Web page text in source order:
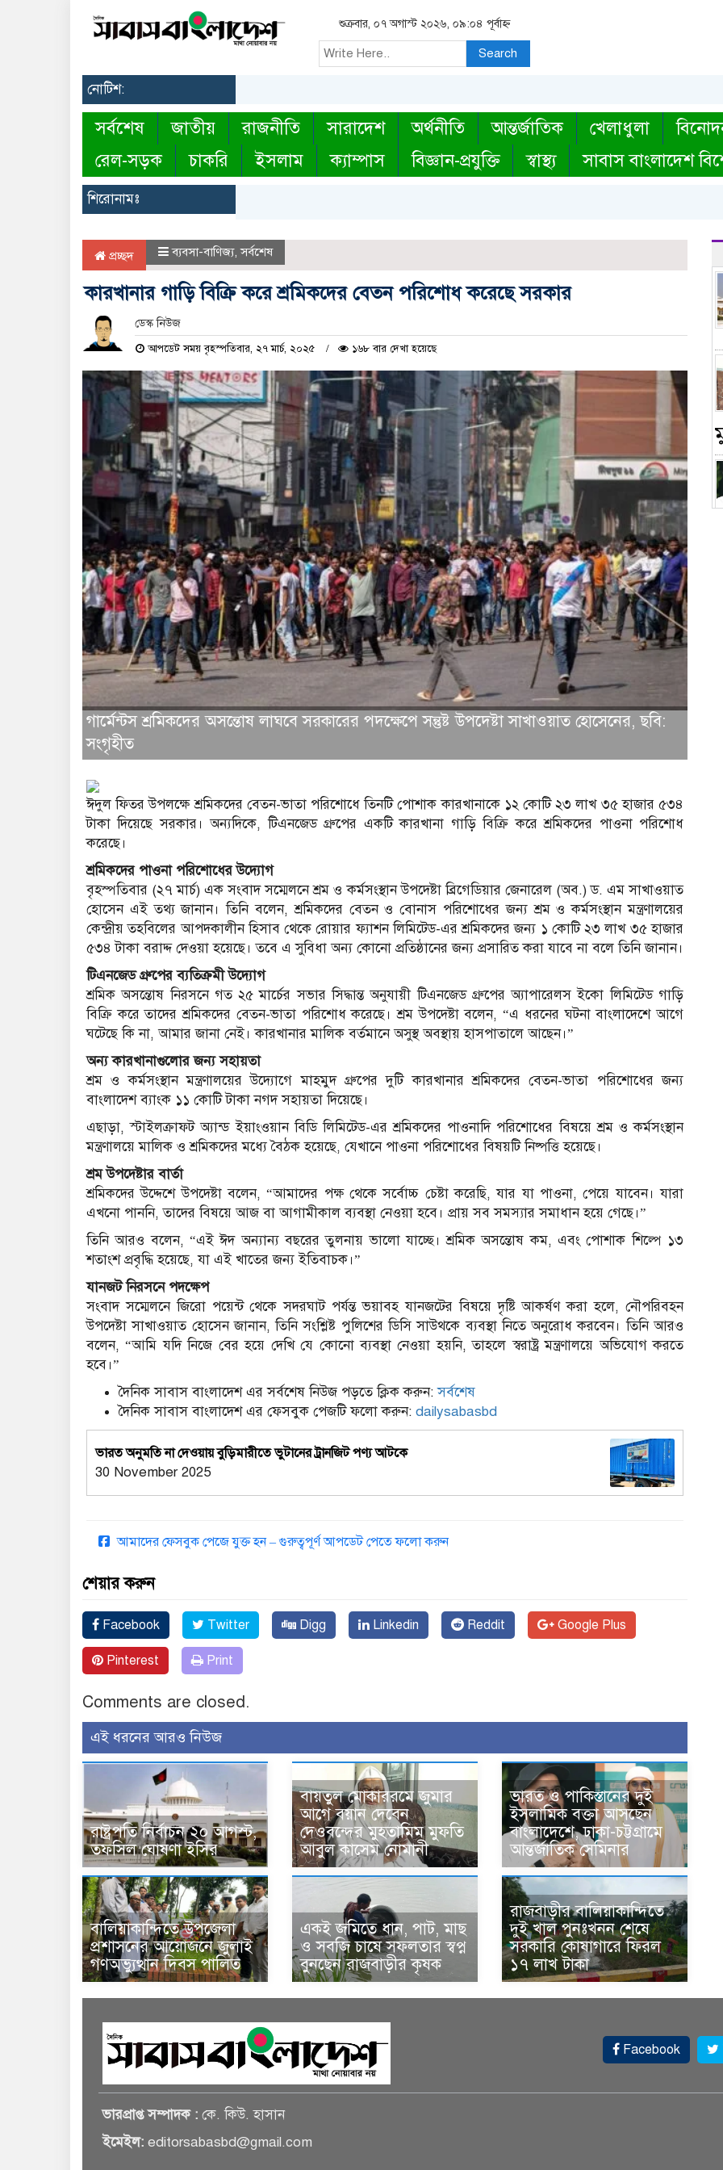
শুক্রবার, ০৭ অগাস্ট ২০২৬, ০৯:০৪ পূর্বাহ্ন
Search
নোটিশ:
সর্বশেষ জাতীয় রাজনীতি সারাদেশ অর্থনীতি আন্তর্জাতিক খেলাধুলা
রেল-সড়ক
চাকরি ইসলাম ক্যাম্পাস বিজ্ঞান-প্রযুক্তি স্বাস্থ্য সাবাস বাংলাদেশ
শিরোনামঃ
প্রচ্ছদ ব্যবসা-বাণিজ্য,সর্বশেষ
কারখানার গাড়ি বিক্রি করে শ্রমিকদের বেতন পরিশোধ করেছে সরকার
ডেস্ক নিউজ
আপডেট সময় বৃহস্পতিবার, ২৭ মার্চ, ২০২৫ ১৬৮ বার দেখা হয়েছে
গার্মেন্টস শ্রমিকদের অসন্তোষ লাঘবে সরকারের পদক্ষেপে সন্তুষ্ট উপদেষ্টা সাখাওয়াত হোসেনের, ছবি:
সংগৃহীত
ঈদুল ফিতর উপলক্ষে শ্রমিকদের বেতন-ভাতা পরিশোধে তিনটি পোশাক কারখানাকে ১২ কোটি ২৩ লাখ ৩৫ হাজার ৫৩৪
টাকা দিয়েছে সরকার। অন্যদিকে, টিএনজেড গ্রুপের একটি কারখানা গাড়ি বিক্রি করে শ্রমিকদের পাওনা পরিশোধ
করেছে।
শ্রমিকদের পাওনা পরিশোধের উদ্যোগ
বৃহস্পতিবার (২৭ মার্চ) এক সংবাদ সম্মেলনে শ্রম ও কর্মসংস্থান উপদেষ্টা ব্রিগেডিয়ার জেনারেল (অব.) ড. এম সাখাওয়াত
হোসেন এই তথ্য জানান। তিনি বলেন, শ্রমিকদের বেতন ও বোনাস পরিশোধের জন্য শ্রম ও কর্মসংস্থান মন্ত্রণালয়ের
কেন্দ্রীয় তহবিলের আপদকালীন হিসাব থেকে রোয়ার ফ্যাশন লিমিটেড-এর শ্রমিকদের জন্য ১ কোটি ২৩ লাখ ৩৫ হাজার
৫৩৪ টাকা বরাদ্দ দেওয়া হয়েছে। তবে এ সুবিধা অন্য কোনো প্রতিষ্ঠানের জন্য প্রসারিত করা যাবে না বলে তিনি জানান।
টিএনজেড গ্রুপের ব্যতিক্রমী উদ্যোগ
শ্রমিক অসন্তোষ নিরসনে গত ২৫ মার্চের সভার সিদ্ধান্ত অনুযায়ী টিএনজেড গ্রুপের অ্যাপারেলস ইকো লিমিটেড গাড়ি
বিক্রি করে তাদের শ্রমিকদের বেতন-ভাতা পরিশোধ করেছে। শ্রম উপদেষ্টা বলেন, “এ ধরনের ঘটনা বাংলাদেশে আগে
ঘটেছে কি না, আমার জানা নেই। কারখানার মালিক বর্তমানে অসুস্থ অবস্থায় হাসপাতালে আছেন।”
অন্য কারখানাগুলোর জন্য সহায়তা
শ্রম ও কর্মসংস্থান মন্ত্রণালয়ের উদ্যোগে মাহমুদ গ্রুপের দুটি কারখানার শ্রমিকদের বেতন-ভাতা পরিশোধের জন্য
বাংলাদেশ ব্যাংক ১১ কোটি টাকা নগদ সহায়তা দিয়েছে।
এছাড়া, স্টাইলক্রাফট অ্যান্ড ইয়াংওয়ান বিডি লিমিটেড-এর শ্রমিকদের পাওনাদি পরিশোধের বিষয়ে শ্রম ও কর্মসংস্থান
মন্ত্রণালয়ে মালিক ও শ্রমিকদের মধ্যে বৈঠক হয়েছে, যেখানে পাওনা পরিশোধের বিষয়টি নিষ্পত্তি হয়েছে।
শ্রম উপদেষ্টার বার্তা
শ্রমিকদের উদ্দেশে উপদেষ্টা বলেন, “আমাদের পক্ষ থেকে সর্বোচ্চ চেষ্টা করেছি, যার যা পাওনা, পেয়ে যাবেন। যারা
এখনো পাননি, তাদের বিষয়ে আজ বা আগামীকাল ব্যবস্থা নেওয়া হবে। প্রায় সব সমস্যার সমাধান হয়ে গেছে।”
তিনি আরও বলেন, “এই ঈদ অন্যান্য বছরের তুলনায় ভালো যাচ্ছে। শ্রমিক অসন্তোষ কম, এবং পোশাক শিল্পে ১৩
শতাংশ প্রবৃদ্ধি হয়েছে, যা এই খাতের জন্য ইতিবাচক।”
যানজট নিরসনে পদক্ষেপ
সংবাদ সম্মেলনে জিরো পয়েন্ট থেকে সদরঘাট পর্যন্ত ভয়াবহ যানজটের বিষয়ে দৃষ্টি আকর্ষণ করা হলে, নৌপরিবহন
উপদেষ্টা সাখাওয়াত হোসেন জানান, তিনি সংশ্লিষ্ট পুলিশের ডিসি সাউথকে ব্যবস্থা নিতে অনুরোধ করবেন। তিনি আরও
বলেন, “আমি যদি নিজে বের হয়ে দেখি যে কোনো ব্যবস্থা নেওয়া হয়নি, তাহলে স্বরাষ্ট্র মন্ত্রণালয়ে অভিযোগ করতে
হবে।”
দৈনিক সাবাস বাংলাদেশ এর সর্বশেষ নিউজ পড়তে ক্লিক করুন:সর্বশেষ
দৈনিক সাবাস বাংলাদেশ এর ফেসবুক পেজটি ফলো করুন: dailysabasbd
ভারত অনুমতি না দেওয়ায় বুড়িমারীতে ভুটানের ট্রানজিট পণ্য আটকে
30 November 2025
আমাদের ফেসবুক পেজে যুক্ত হন – গুরুত্বপূর্ণ আপডেট পেতে ফলো করুন
শেয়ার করুন
Facebook Twitter Digg Linkedin Reddit Google Plus
Pinterest Print
Comments are closed.
এই ধরনের আরও নিউজ
রাষ্ট্রপতি নির্বাচন ২০ আগস্ট,
তফসিল ঘোষণা ইসির
বায়তুল মোকাররমে জুমার
আগে বয়ান দেবেন
দেওবন্দের মুহতামিম মুফতি
আবুল কাসেম নোমানী
ভারত ও পাকিস্তানের দুই
ইসলামিক বক্তা আসছেন
বাংলাদেশে, ঢাকা-চট্টগ্রামে
আন্তর্জাতিক সেমিনার
বালিয়াকান্দিতে উপজেলা
প্রশাসনের আয়োজনে জুলাই
গণঅভ্যুত্থান দিবস পালিত
একই জমিতে ধান, পাট, মাছ
ও সবজি চাষে সফলতার স্বপ্ন
বুনছেন রাজবাড়ীর কৃষক
রাজবাড়ীর বালিয়াকান্দিতে
দুই খাল পুনঃখনন শেষে
সরকারি কোষাগারে ফিরল
১৭ লাখ টাকা
Facebook
ভারপ্রাপ্ত সম্পাদক : কে. কিউ. হাসান
ইমেইল: editorsabasbd@gmail.com